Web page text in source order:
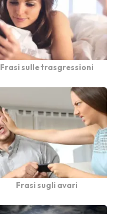
Frasi sulle trasgressioni
Frasi sugli avari